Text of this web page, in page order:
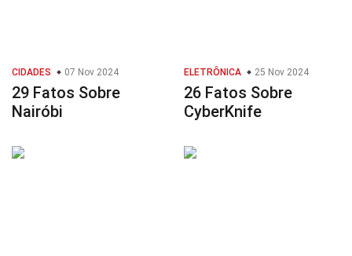
CIDADES 07 Nov 2024
29 Fatos Sobre
Nairóbi
ELETRÔNICA 25 Nov 2024
26 Fatos Sobre
CyberKnife